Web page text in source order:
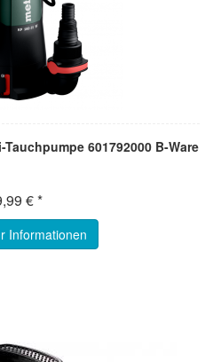
601792000 B-Ware
€ *
Informationen